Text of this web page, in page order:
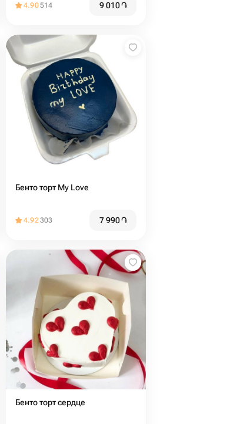
4.90514 9 010֏
Бенто торт My Love
4.92303 7 990֏
Бенто торт сердце